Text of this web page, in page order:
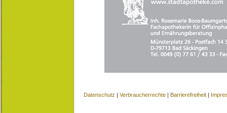
Datenschutz | Verbraucherrechte | Barrierefreiheit |